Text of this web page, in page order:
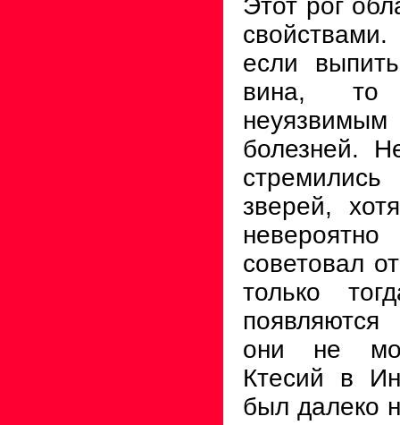
если
вина, то
болезней.
зверей,
советовал
только
они не
Ктесий в
был далеко